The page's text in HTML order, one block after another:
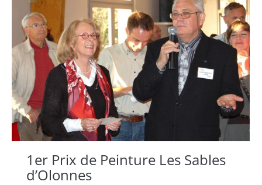
1er Prix de Peinture Les Sables
d’Olonnes